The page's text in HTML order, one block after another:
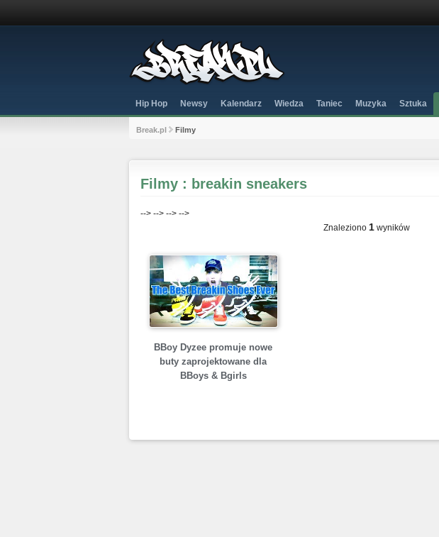
Hip Hop Newsy Kalendarz Wiedza Taniec Muzyka Sztuka
Break.pl Filmy
Filmy : breakin sneakers
--> --> --> -->
Znaleziono 1 wyników
BBoy Dyzee promuje nowe
buty zaprojektowane dla
BBoys & Bgirls